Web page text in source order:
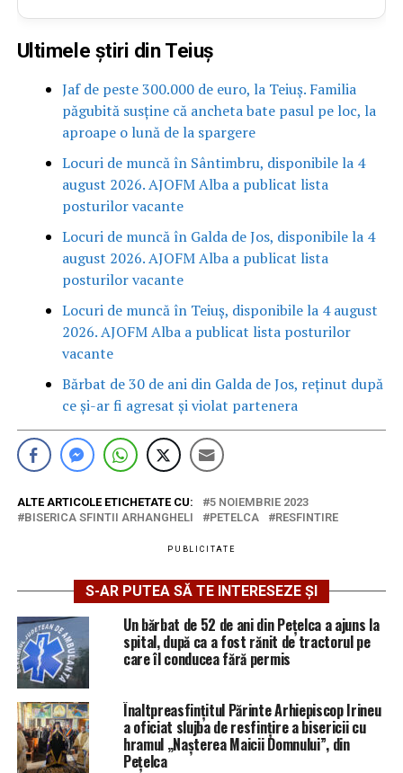
Ultimele știri din Teiuș
Jaf de peste 300.000 de euro, la Teiuș. Familia
păgubită susține că ancheta bate pasul pe loc, la
aproape o lună de la spargere
Locuri de muncă în Sântimbru, disponibile la 4
august 2026. AJOFM Alba a publicat lista
posturilor vacante
Locuri de muncă în Galda de Jos, disponibile la 4
august 2026. AJOFM Alba a publicat lista
posturilor vacante
Locuri de muncă în Teiuș, disponibile la 4 august
2026. AJOFM Alba a publicat lista posturilor
vacante
Bărbat de 30 de ani din Galda de Jos, reținut după
ce și-ar fi agresat și violat partenera
ALTE ARTICOLE ETICHETATE CU:
5 NOIEMBRIE 2023
BISERICA SFINTII ARHANGHELI
PETELCA RESFINTIRE
PUBLICITATE
S-AR PUTEA SĂ TE INTERESEZE ȘI
Un bărbat de 52 de ani din Pețelca a ajuns la
spital, după ca a fost rănit de tractorul pe
care îl conducea fără permis
Înaltpreasfințitul Părinte Arhiepiscop Irineu
a oficiat slujba de resfințire a bisericii cu
hramul „Nașterea Maicii Domnului”, din
Pețelca